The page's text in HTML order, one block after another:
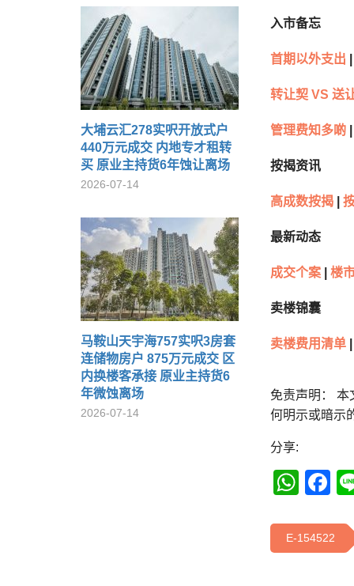
大埔云汇278实呎开放式户
440万元成交 内地专才租转
买 原业主持货6年蚀让离场
2026-07-14
马鞍山天宇海757实呎3房套
连储物房户 875万元成交 区
内换楼客承接 原业主持货6
年微蚀离场
2026-07-14
入市备忘
首期以外支出
转让契 VS 送
管理费知多啲
按揭资讯
高成数按揭
最新动态
成交个案 楼
卖楼锦囊
卖楼费用清单
免责声明：
何明示或暗示
分享:
E-154522